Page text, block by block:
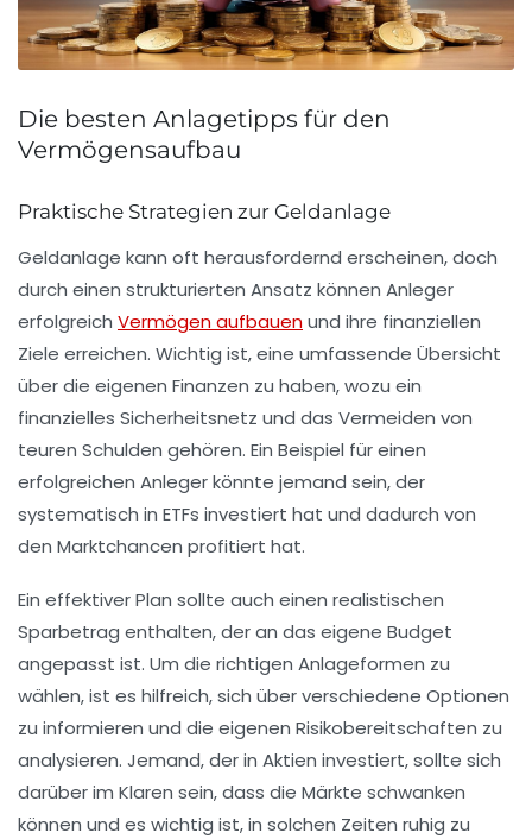
Die besten Anlagetipps für den
Vermögensaufbau
Praktische Strategien zur Geldanlage
Geldanlage kann oft herausfordernd erscheinen, doch
durch einen strukturierten Ansatz können Anleger
erfolgreich Vermögen aufbauenund ihre finanziellen
Ziele erreichen. Wichtig ist, eine umfassende Übersicht
über die eigenen Finanzen zu haben, wozu ein
finanzielles Sicherheitsnetz und das Vermeiden von
teuren Schulden gehören. Ein Beispiel für einen
erfolgreichen Anleger könnte jemand sein, der
systematisch in ETFs investiert hat und dadurch von
den Marktchancen profitiert hat.
Ein effektiver Plan sollte auch einen realistischen
Sparbetrag enthalten, der an das eigene Budget
angepasst ist. Um die richtigen Anlageformen zu
wählen, ist es hilfreich, sich über verschiedene Optionen
zu informieren und die eigenen Risikobereitschaften zu
analysieren. Jemand, der in Aktien investiert, sollte sich
darüber im Klaren sein, dass die Märkte schwanken
können und es wichtig ist, in solchen Zeiten ruhig zu